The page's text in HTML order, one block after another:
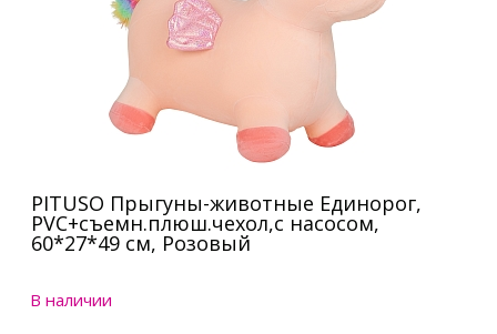
PITUSO Прыгуны-животные Единорог,
PVC+съемн.плюш.чехол,с насосом,
60*27*49 см, Розовый
В наличии